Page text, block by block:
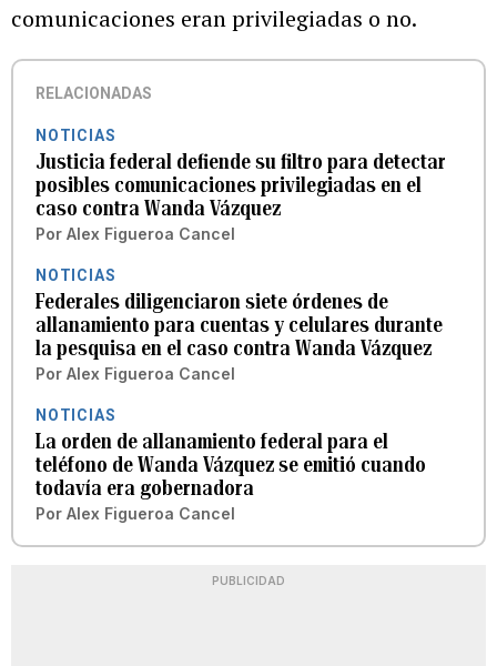
comunicaciones eran privilegiadas o no.
RELACIONADAS
NOTICIAS
Justicia federal defiende su filtro para detectar
posibles comunicaciones privilegiadas en el
caso contra Wanda Vázquez
Por Alex Figueroa Cancel
NOTICIAS
Federales diligenciaron siete órdenes de
allanamiento para cuentas y celulares durante
la pesquisa en el caso contra Wanda Vázquez
Por Alex Figueroa Cancel
NOTICIAS
La orden de allanamiento federal para el
teléfono de Wanda Vázquez se emitió cuando
todavía era gobernadora
Por Alex Figueroa Cancel
PUBLICIDAD